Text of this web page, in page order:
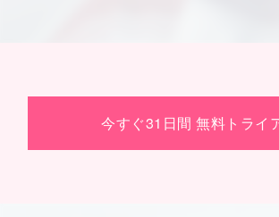
今すぐ31日間 無料トライ